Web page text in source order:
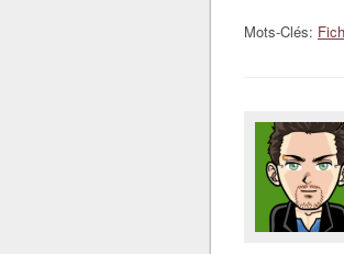
Mots-Clés: